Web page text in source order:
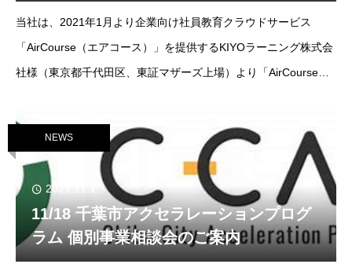
当社は、2021年1月より企業向け社員教育クラウドサービス
「AirCourse（エアコース）」を提供するKIYOラーニング株式会
社様（東京都千代田区、東証マザーズ上場）より「AirCourse
りますが、本日2021年1
NEWS
2021.11.1
11/18 千葉市アクセラレーションプログ
ラム 個別事業相談会のご案内